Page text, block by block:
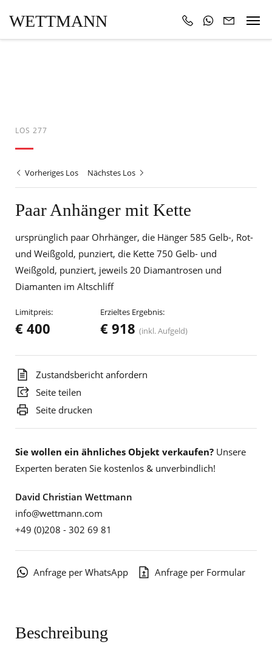
WETTMANN
LOS 277
Vorheriges Los Nächstes Los
Paar Anhänger mit Kette
ursprünglich paar Ohrhänger, die Hänger 585 Gelb-, Rot-
und Weißgold, punziert, die Kette 750 Gelb- und
Weißgold, punziert, jeweils 20 Diamantrosen und
Diamanten im Altschliff
Limitpreis:
€ 400
Erzieltes Ergebnis:
€ 918 (inkl. Aufgeld)
Zustandsbericht anfordern
Seite teilen
Seite drucken
Sie wollen ein ähnliches Objekt verkaufen? Unsere
Experten beraten Sie kostenlos & unverbindlich!
David Christian Wettmann
info@wettmann.com
+49 (0)208 - 302 69 81
Anfrage per WhatsApp Anfrage per Formular
Beschreibung